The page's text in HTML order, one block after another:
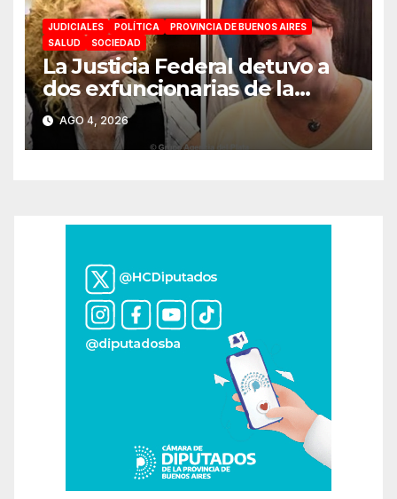
JUDICIALES POLÍTICA
PROVINCIA DE BUENOS AIRES
SALUD
SOCIEDAD
La Justicia Federal detuvo a
dos exfuncionarias de la
ANMAT y el INAME por la
causa del fentanilo
contaminado
AGO 4, 2026